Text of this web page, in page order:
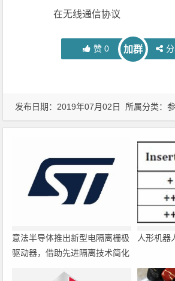
在无线通信协议
赞 0 加群
发布日期：2019年07月02日 所属分类：
意法半导体推出新型电隔离栅极
驱动器，借助先进隔离技术简化
人形机器